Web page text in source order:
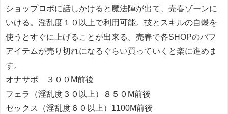
ショップロボに話しかけると魔法陣が出て、売春ゾーンに
いける。淫乱度１０以上で利用可能。技とスキルの自爆を
使うとすぐに上げることが出来る。売春で各SHOPのバフ
アイテムが売り切れになるぐらい買っていくと楽に進めま
す。
オナサポ ３００M前後
フェラ（淫乱度３０以上）８５０M前後
セックス（淫乱度６０以上）1100M前後